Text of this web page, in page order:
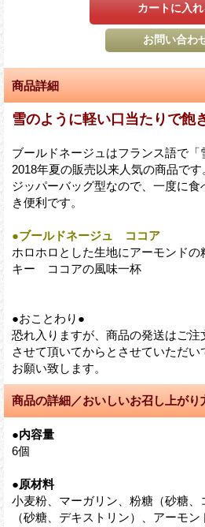
商品詳細
雪のように軽い口当たりで飽
ブールドネージュはフランス語で
2018年夏の販売以来人気の商品です
ジッパーバッグ型なので、一度に
き便利です。
●ブールドネージュ ココア
ホロホロとした生地にアーモンドの
キー ココアの風味一杯
●おことわり●
恐れ入りますが、商品の発送はご
させて頂いてからとさせていただ
お願い致します。
商品の詳細／おいしいお召し上がり
●内容量
6個
●原材料
小麦粉、マーガリン、粉糖（砂糖
（砂糖、デキストリン）、アーモ